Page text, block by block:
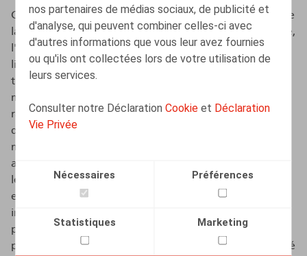
nos partenaires de médias sociaux, de publicité et
d'analyse, qui peuvent combiner celles-ci avec
d'autres informations que vous leur avez fournies
ou qu'ils ont collectées lors de votre utilisation de
leurs services.
Consulter notre DéclarationCookie et Déclaration
Vie Privée
Nécessaires Préférences
Statistiques Marketing
Cette nouvelle protection est similaire à la protection de
la maternité. Comme pour la protection de la maternité,
l'employeur dispose de la possibilité de prouver qu'un
licenciement a été décidé pour des motifs étrangers au
traitement de l’infertilité ou à la procréation
médicalement assistée. Si l’employeur échoue à
rapporter cette preuve, l’indemnité de protection reste
due. De plus, par analogie avec la protection de la
maternité, l’indemnité de protection sera cumulable
avec une ou plusieurs indemnité(s) sur base de la
législation anti-discrimination. Il donc possible qu'un
employeur soit, par exemple, condamné à payer une
indemnité forfaitaire brute de 6 mois de rémunération
pour violation de la protection contre le licenciement
pour cause d'absence due à un traitement de l’infertilité